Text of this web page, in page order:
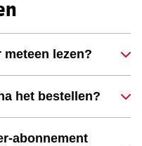
meteen lezen?
het bestellen?
abonnement